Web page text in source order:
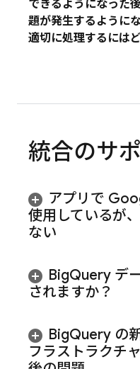
できるようになった
題が発生するように
適切に処理するには
統合のサ
アプリで
使用しているが
ない
BigQuery デ
されますか？
BigQuery の
フラストラクチ